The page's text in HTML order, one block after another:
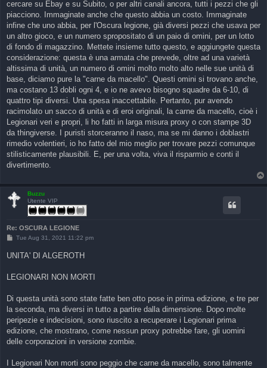
cercare su Ebay e su Subito, o per altri canali ancora, tutti i pezzi che gli
piacciono. Immaginate anche che questo abbia un costo. Immaginate
infine che uno abbia, per l'Oscura legione, già diversi pezzi che usava per
un altro gioco, e un numero spropositato di un paio di omini, per un lotto
di fondo di magazzino. Mettete insieme tutto questo, e aggiungete questa
considerazione: questa è una armata che prevede, oltre ad una varietà
altissima di unità, un numero di omini molto molto alto nelle sue unità di
base, diciamo pure la "carne da macello". Questi omini si trovano anche,
ma costano 13 dobli ogni 4, e io ne avevo bisogno squadre da 6-10, di
quattro tipi diversi. Una spesa inaccettabile. Pertanto, pur avendo
racimolato un sacco di unità e di eroi originali, la carne da macello, cioè i
Legionari veri e propri, li ho fatti in larga misura proxy o con stampe 3D
da thingiverse. I puristi storceranno il naso, ma se mi danno i doblastri
rimedio volentieri, io ho fatto del mio meglio per trovare pezzi comunque
stilisticamente plausibili. E, per una volta, viva il risparmio e conti il
divertimento.
Buzzu
Utente VIP
Re: OSCURA LEGIONE
P
s
t
Tue Aug 31, 2021 11:22 pm
UNITA' DI ALGEROTH
LEGIONARI NON MORTI
Di questa unità sono state fatte ben otto pose in prima edizione, e tre per
la seconda, ma diversi in tutto a partire dalla dimensione. Dopo molte
peripezie e indecisioni, sono riuscito a recuperare i Legionari prima
edizione, che mostrano, come nessun proxy potrebbe fare, gli uomini
delle corporazioni in versione zombie.
I Legionari Non morti sono peggio che carne da macello, sono talmente